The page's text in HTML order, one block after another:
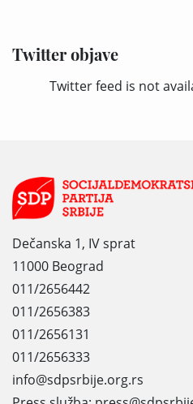
Twitter objave
Twitter feed is not
Dečanska 1, IV sprat
11000 Beograd
011/2656442
011/2656383
011/2656131
011/2656333
info@sdpsrbije.org.rs